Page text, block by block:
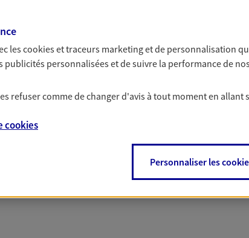
AXA
lescookies et traceurs marketing et de personnalisation
publicités personnalisées et de suivre la performance de
refuser comme de changer d'avis à tout moment en allant
cookies
Personnaliser les